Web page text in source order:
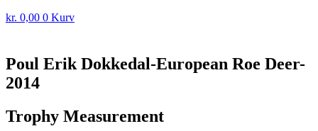
kr. 0,00 0 Kurv
Poul Erik Dokkedal-European Roe Deer-
2014
Trophy Measurement